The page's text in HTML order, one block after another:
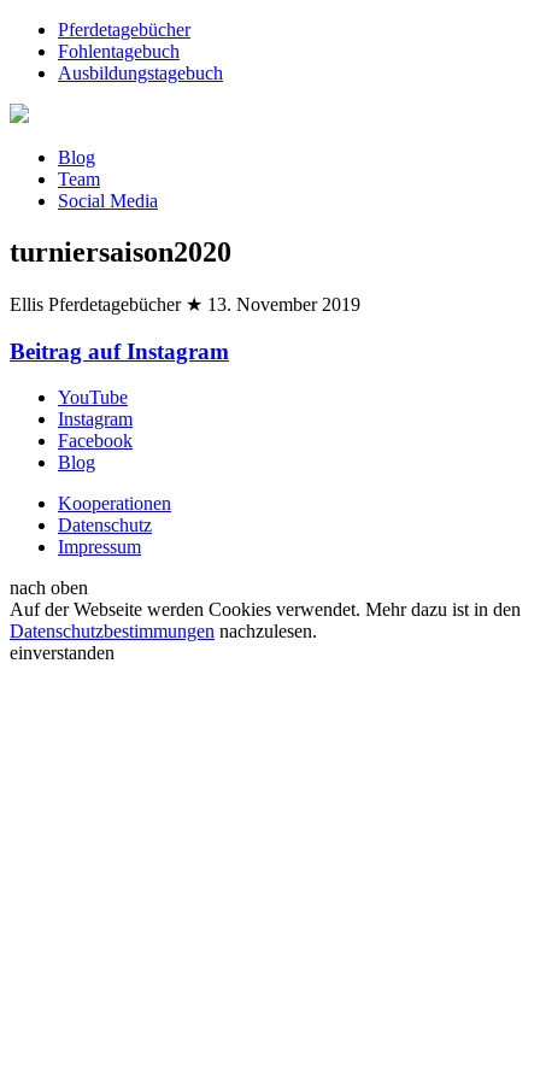
Pferdetagebücher
Fohlentagebuch
Ausbildungstagebuch
Blog
Team
Social Media
turniersaison2020
Ellis Pferdetagebücher ★ 13. November 2019
Beitrag auf Instagram
YouTube
Instagram
Facebook
Blog
Kooperationen
Datenschutz
Impressum
nach oben
Auf der Webseite werden Cookies verwendet. Mehr dazu ist in den
Datenschutzbestimmungen nachzulesen.
einverstanden